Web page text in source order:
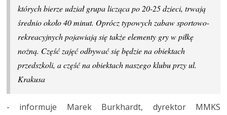
których bierze udział grupa licząca po 20-25 dzieci, trwają
średnio około 40 minut. Oprócz typowych zabaw sportowo-
rekreacyjnych pojawiają się także elementy gry w piłkę
nożną. Część zajęć odbywać się będzie na obiektach
przedszkoli, a część na obiektach naszego klubu przy ul.
Krakusa
- informuje Marek Burkhardt, dyrektor MMKS